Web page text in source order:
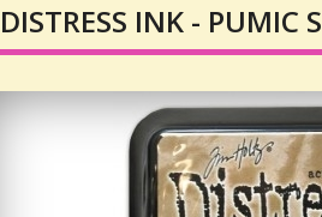
DISTRESS INK - PUMIC